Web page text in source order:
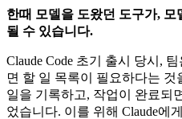
한때 모델을 도왔던 도구가, 모
될 수 있습니다.
Claude Code 초기 출시 당시,
면 할 일 목록이 필요하다는
일을 기록하고, 작업이 완료되
었습니다. 이를 위해 Claude에